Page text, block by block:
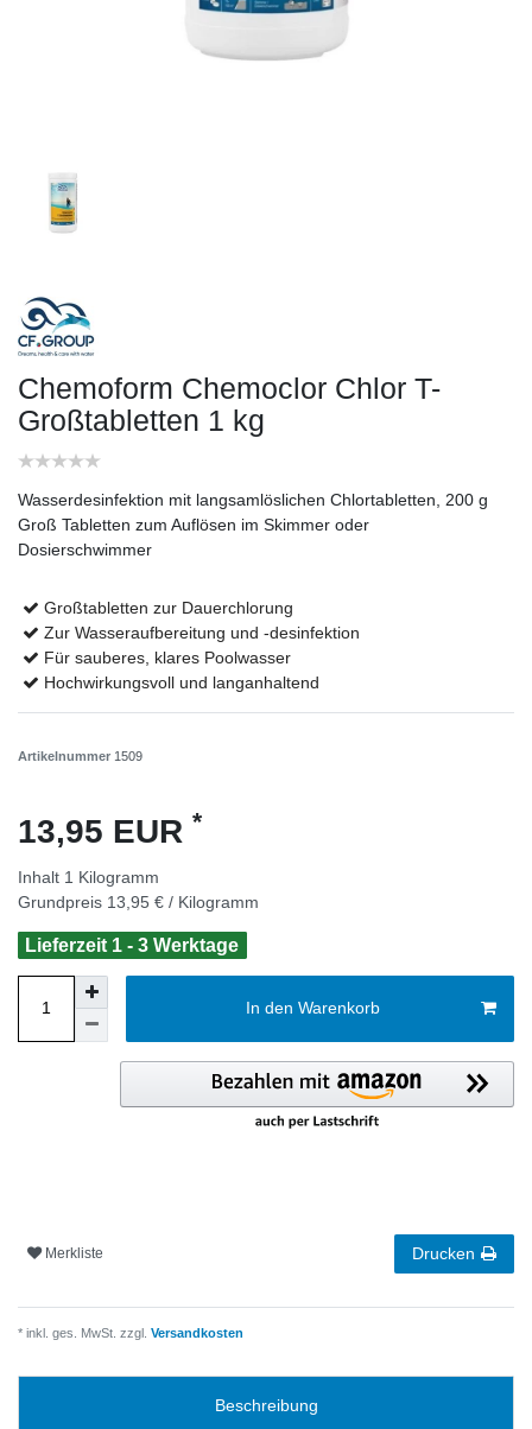
Chemoform Chemoclor Chlor T-
Großtabletten 1 kg
Wasserdesinfektion mit langsamlöslichen Chlortabletten, 200 g
Groß Tabletten zum Auflösen im Skimmer oder
Dosierschwimmer
Großtabletten zur Dauerchlorung
Zur Wasseraufbereitung und -desinfektion
Für sauberes, klares Poolwasser
Hochwirkungsvoll und langanhaltend
Artikelnummer 1509
13,95 EUR *
Inhalt 1 Kilogramm
Grundpreis 13,95 € / Kilogramm
Lieferzeit 1 - 3 Werktage
In den Warenkorb
Merkliste Drucken
* inkl. ges. MwSt. zzgl. Versandkosten
Beschreibung